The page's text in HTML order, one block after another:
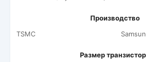
Производство
TSMC
Размер